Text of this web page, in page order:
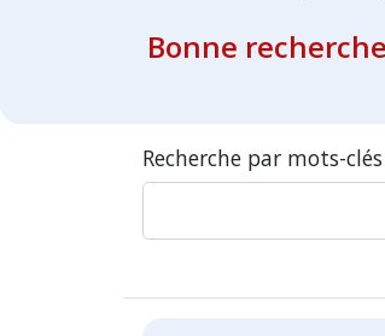
Bonne
Recherche par mots-clés